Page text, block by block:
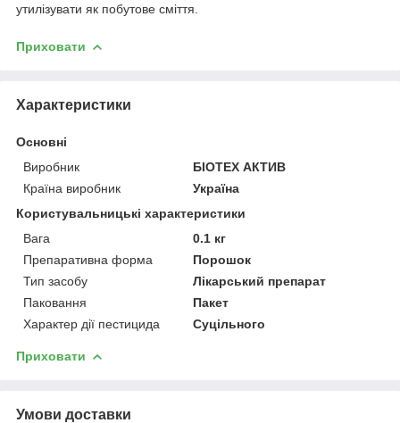
утилізувати як побутове сміття.
Приховати
Характеристики
Основні
Виробник
БІОТЕХ АКТИВ
Країна виробник
Україна
Користувальницькі характеристики
Вага
0.1 кг
Препаративна форма
Порошок
Тип засобу
Лікарський препарат
Паковання
Пакет
Характер дії пестицида
Суцільного
Приховати
Умови доставки